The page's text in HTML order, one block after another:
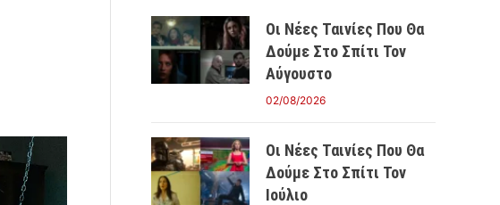
Οι Νέες Ταινίες Που Θα
Δούμε Στο Σπίτι Τον
Αύγουστο
02/08/2026
Οι Νέες Ταινίες Που Θα
Δούμε Στο Σπίτι Τον
Ιούλιο